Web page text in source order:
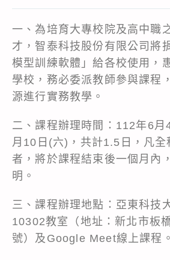
一、為培育大專校院及高中職
才，智泰科技股份有限公司將
模型訓練軟體」給各校使用，
學校，務必委派教師參與課程
源進行實務教學。
二、課程辦理時間：112年6
月10日(六)，共計1.5日，凡全
者，將於課程結束後一個月內
明。
三、課程辦理地點：亞東科技
10302教室（地址：新北市板
號）及Google Meet線上課程。